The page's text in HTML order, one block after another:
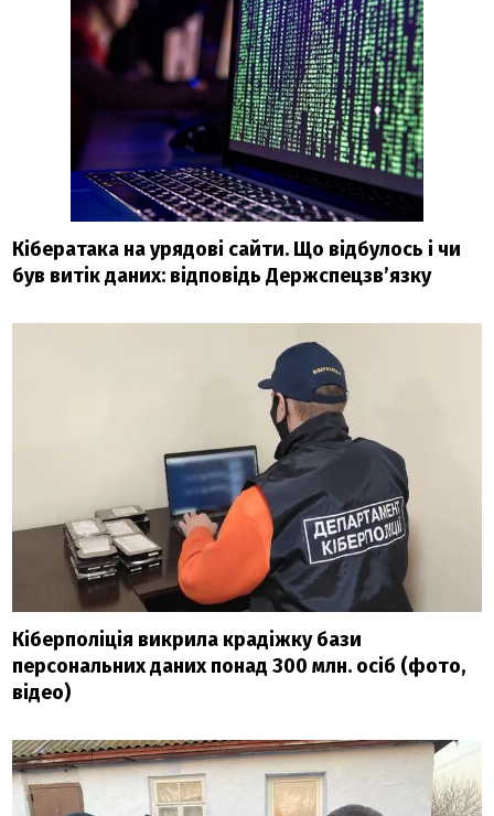
Кібератака на урядові сайти. Що відбулось і чи
був витік даних: відповідь Держспецзв’язку
Кіберполіція викрила крадіжку бази
персональних даних понад 300 млн. осіб (фото,
відео)